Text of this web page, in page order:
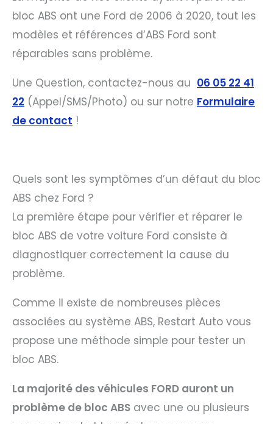
bloc ABS ont une Ford de 2006 à 2020, tout les
modèles et références d’ABS Ford sont
réparables sans problème.
Une Question, contactez-nous au 06 05 22 41
22 (Appel/SMS/Photo) ou sur notre Formulaire
de contact !
Quels sont les symptômes d’un défaut du bloc
ABS chez Ford ?
La première étape pour vérifier et réparer le
bloc ABS de votre voiture Ford consiste à
diagnostiquer correctement la cause du
problème.
Comme il existe de nombreuses pièces
associées au système ABS, Restart Auto vous
propose une méthode simple pour tester un
bloc ABS.
La majorité des véhicules FORD auront un
problème de bloc ABS avec une ou plusieurs